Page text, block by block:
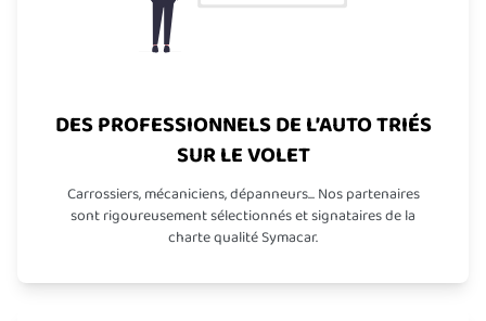
DES PROFESSIONNELS DE L’AUTO TRIÉS
SUR LE VOLET
Carrossiers, mécaniciens, dépanneurs... Nos partenaires
sont rigoureusement sélectionnés et signataires de la
charte qualité Symacar.